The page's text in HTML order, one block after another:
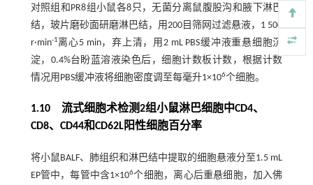
对照组和PR8组小鼠各8只，无菌分离鼠腹股沟和腋下淋巴
结，玻片磨砂面研磨淋巴结，用200目筛网过滤悬液，1 500
r·min-1离心5 min，弃上清，用2 mL PBS缓冲液重悬细胞沉
淀，0.4%台盼蓝溶液染色后，细胞计数板计数，根据计数
情况用PBS缓冲液将细胞密度调至每毫升1×106个细胞。
1.10 流式细胞术检测2组小鼠淋巴细胞中CD4、
CD8、CD44和CD62L阳性细胞百分率
将小鼠BALF、肺组织和淋巴结中提取的细胞悬液分至1.5 mL
EP管中，每管中含1×106个细胞，离心后重悬细胞，加入佛